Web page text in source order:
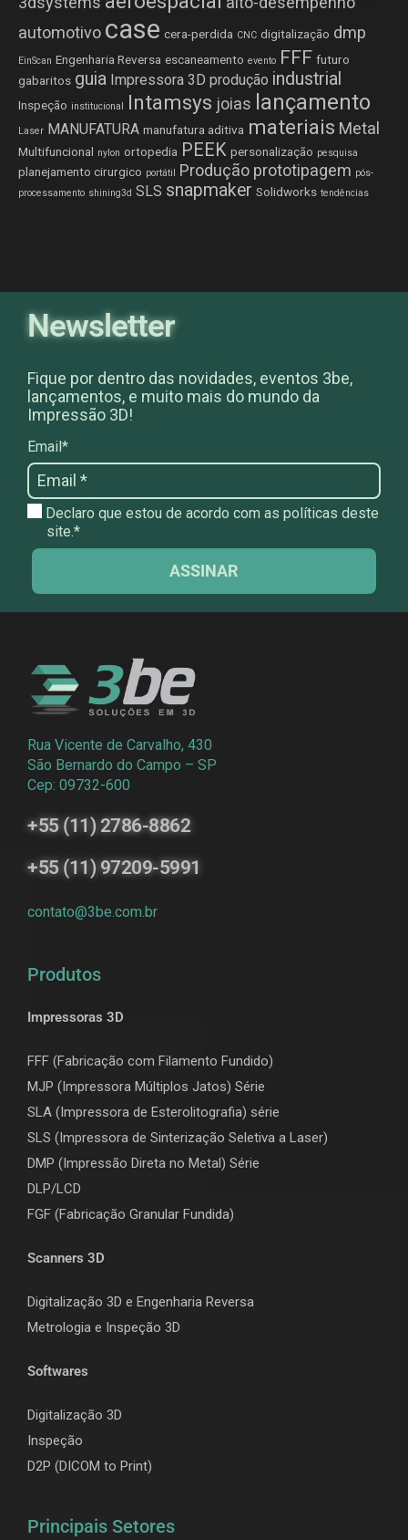
automotivo case cera-perdida CNC digitalização dmp
EinScan Engenharia Reversa escaneamento evento FFF futuro
gabaritos guia Impressora 3D produção industrial
Inspeção institucional Intamsys joias lançamento
Laser MANUFATURA manufatura aditiva materiais Metal
Multifuncional nylon ortopedia PEEK personalização pesquisa
planejamento cirurgico portátil Produção prototipagem pós-
processamento shining3d SLS snapmaker Solidworks tendências
Newsletter
Fique por dentro das novidades, eventos 3be,
lançamentos, e muito mais do mundo da
Impressão 3D!
Email*
Declaro que estou de acordo com as políticas deste
site.*
ASSINAR
Rua Vicente de Carvalho, 430
São Bernardo do Campo – SP
Cep: 09732-600
+55 (11) 2786-8862
+55 (11) 97209-5991
contato@3be.com.br
Produtos
Impressoras 3D
FFF (Fabricação com Filamento Fundido)
MJP (Impressora Múltiplos Jatos) Série
SLA (Impressora de Esterolitografia) série
SLS (Impressora de Sinterização Seletiva a Laser)
DMP (Impressão Direta no Metal) Série
DLP/LCD
FGF (Fabricação Granular Fundida)
Scanners 3D
Digitalização 3D e Engenharia Reversa
Metrologia e Inspeção 3D
Softwares
Digitalização 3D
Inspeção
D2P (DICOM to Print)
Principais Setores